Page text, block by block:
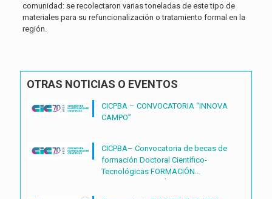
comunidad: se recolectaron varias toneladas de este tipo de
materiales para su refuncionalización o tratamiento formal en la
región.
OTRAS NOTICIAS O EVENTOS
CICPBA – CONVOCATORIA “INNOVA
CAMPO”
CICPBA– Convocatoria de becas de
formación Doctoral Científico-
Tecnológicas FORMACIÓN